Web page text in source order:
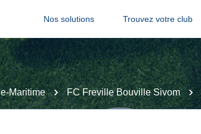
Nos solutions Trouvez votre club
Maritime FC Freville Bouville Sivom